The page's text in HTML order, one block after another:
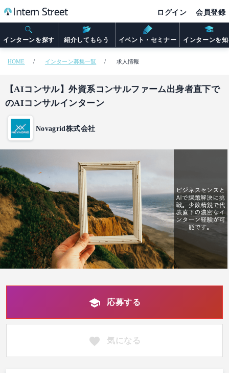
インターンを探す 紹介してもらう イベント・セミナー インターンを
ログイン 会員登録
HOME インターン募集一覧 求人情報
【AIコンサル】外資系コンサルファーム出身者直下で
のAIコンサルインターン
Novagrid株式会社
応募する
気になる